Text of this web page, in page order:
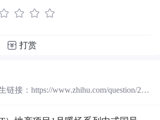
打赏
接：https://www.zhihu.com/question/285